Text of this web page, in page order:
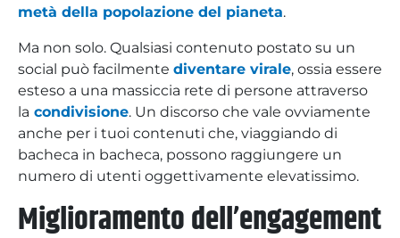
metà della popolazione del pianeta.
Ma non solo. Qualsiasi contenuto postato su un
social può facilmente diventare virale, ossia essere
esteso a una massiccia rete di persone attraverso
la condivisione. Un discorso che vale ovviamente
anche per i tuoi contenuti che, viaggiando di
bacheca in bacheca, possono raggiungere un
numero di utenti oggettivamente elevatissimo.
Miglioramento dell’engagement